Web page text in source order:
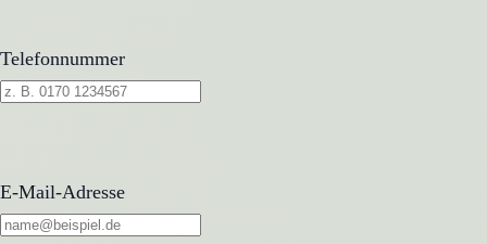
Telefonnummer
E-Mail-Adresse